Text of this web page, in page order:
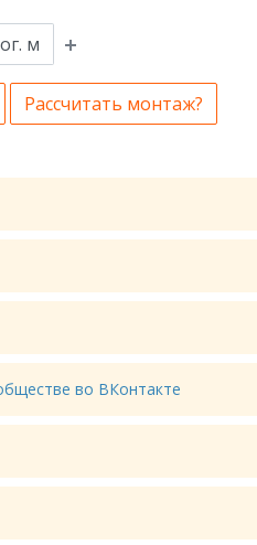
м
Рассчитать монтаж?
во ВКонтакте